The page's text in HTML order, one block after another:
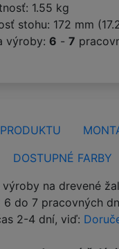
1.55 kg
stohu: 172 mm
výroby: 6 - 7
DOSTUPNÉ FARBY
na drevené
6 do 7 pracovných
2-4 dní, viď: